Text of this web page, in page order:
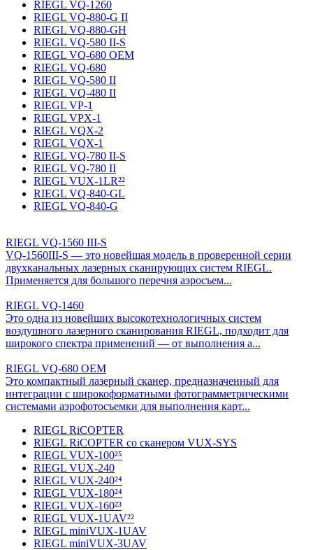
RIEGL VQ-1260
RIEGL VQ-880-G II
RIEGL VQ-880-GH
RIEGL VQ-580 II-S
RIEGL VQ-680 OEM
RIEGL VQ-680
RIEGL VQ-580 II
RIEGL VQ-480 II
RIEGL VP-1
RIEGL VPX-1
RIEGL VQX-2
RIEGL VQX-1
RIEGL VQ-780 II-S
RIEGL VQ-780 II
RIEGL VUX-1LR²²
RIEGL VQ-840-GL
RIEGL VQ-840-G
RIEGL VQ-1560 III-S
VQ-1560III-S — это новейшая модель в проверенной серии
двухканальных лазерных сканирующих систем RIEGL.
Применяется для большого перечня аэросъем...
RIEGL VQ-1460
Это одна из новейших высокотехнологичных систем
воздушного лазерного сканирования RIEGL, подходит для
широкого спектра применений — от выполнения а...
RIEGL VQ-680 OEM
Это компактный лазерный сканер, предназначенный для
интеграции с широкоформатными фотограмметрическими
системами аэрофотосъемки для выполнения карт...
RIEGL RiCOPTER
RIEGL RiCOPTER со сканером VUX-SYS
RIEGL VUX-100²⁵
RIEGL VUX-240
RIEGL VUX-240²⁴
RIEGL VUX-180²⁴
RIEGL VUX-160²³
RIEGL VUX-1UAV²²
RIEGL miniVUX-1UAV
RIEGL miniVUX-3UAV